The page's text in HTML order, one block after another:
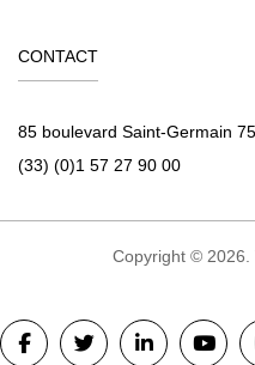
CONTACT
85 boulevard Saint-Germain
(33) (0)1 57 27 90 00
Copyright © 2026.